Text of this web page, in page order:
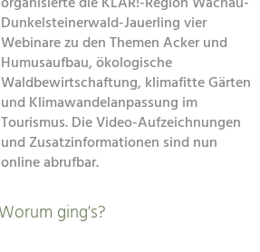
and Positioning
Research.
Education
Dunkelsteinerwald-Jauerling vier
Webinare zu den Themen Acker und
Humusaufbau, ökologische
Waldbewirtschaftung, klimafitte Gärten
und Klimawandelanpassung im
Tourismus. Die Video-Aufzeichnungen
und Zusatzinformationen sind nun
online abrufbar.
Worum ging's?